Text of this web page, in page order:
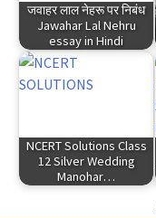
जवाहर लाल नेहरू पर निबंध
Jawahar Lal Nehru
essay in Hindi
NCERT Solutions Class
12 Silver Wedding
Manohar…